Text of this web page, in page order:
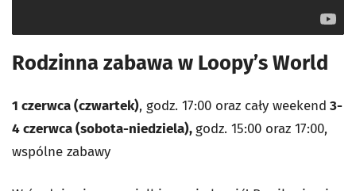
Rodzinna zabawa w Loopy’s World
1 czerwca (czwartek), godz. 17:00 oraz cały weekend 3-
4 czerwca (sobota-niedziela),godz. 15:00 oraz 17:00,
wspólne zabawy